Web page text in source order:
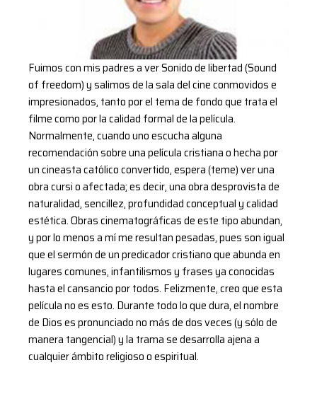
Fuimos con mis padres a ver Sonido de libertad (Sound
of freedom) y salimos de la sala del cine conmovidos e
impresionados, tanto por el tema de fondo que trata el
filme como por la calidad formal de la película.
Normalmente, cuando uno escucha alguna
recomendación sobre una película cristiana o hecha por
un cineasta católico convertido, espera (teme) ver una
obra cursi o afectada; es decir, una obra desprovista de
naturalidad, sencillez, profundidad conceptual y calidad
estética. Obras cinematográficas de este tipo abundan,
y por lo menos a mí me resultan pesadas, pues son igual
que el sermón de un predicador cristiano que abunda en
lugares comunes, infantilismos y frases ya conocidas
hasta el cansancio por todos. Felizmente, creo que esta
película no es esto. Durante todo lo que dura, el nombre
de Dios es pronunciado no más de dos veces (y sólo de
manera tangencial) y la trama se desarrolla ajena a
cualquier ámbito religioso o espiritual.